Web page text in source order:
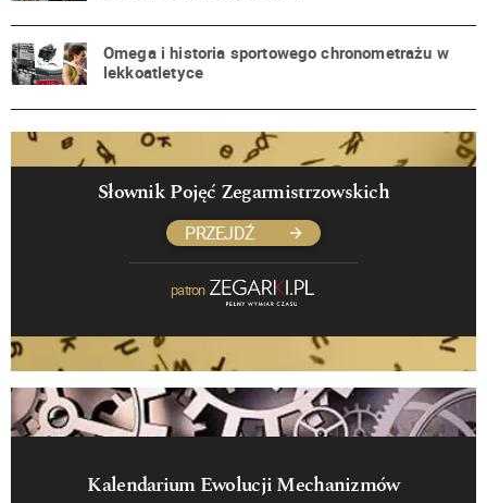
Omega i historia sportowego chronometrażu w
lekkoatletyce
Słownik Pojęć Zegarmistrzowskich
PRZEJDŹ
patron
Kalendarium Ewolucji Mechanizmów